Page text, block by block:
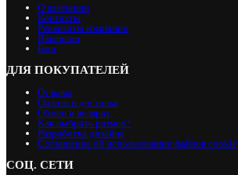
О компании
Контакты
Реквизиты компании
Вакансии
Блог
ДЛЯ ПОКУПАТЕЛЕЙ
Отзывы
Оплата и доставка
Обмен и возврат
Как выбрать размер?
Разработка дизайна
Соглашение об использовании файлов cookie
СОЦ. СЕТИ